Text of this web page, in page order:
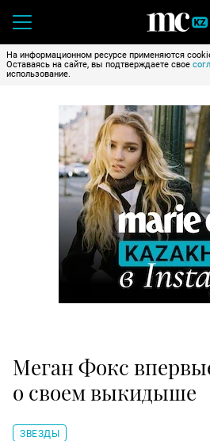
На информационном ресурсе применяются
Оставаясь на сайте, вы подтверждаете свое
использование.
Меган Фокс
о своем выкидыше
ЗВЕЗДЫ